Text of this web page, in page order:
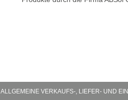
ALLGEMEINE VERKAUFS-, LIEFER- UND